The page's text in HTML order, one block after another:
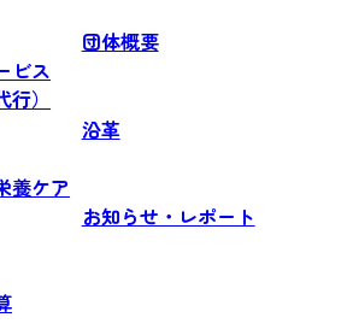
ビス
）
養ケア
団体概要
沿革
お知らせ・レポート